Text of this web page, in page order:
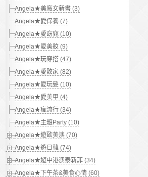
Angela★美魔女新書 (3)
Angela★愛保養 (7)
Angela★愛窈窕 (10)
Angela★愛美妝 (9)
Angela★玩穿搭 (47)
Angela★愛敗家 (82)
Angela★愛玩髮 (10)
Angela★愛美甲 (4)
Angela★瘋流行 (34)
Angela★主題Party (10)
Angela★遊歐美澳 (70)
Angela★遊日韓 (74)
Angela★遊中港澳泰新菲 (34)
Angela★下午茶&美食心情 (60)